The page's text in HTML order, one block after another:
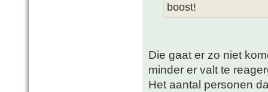
boost!
Die gaat er zo niet
minder er valt te
Het aantal personen